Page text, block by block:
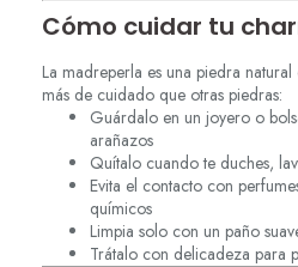
Cómo cuidar tu
La madreperla es una piedra
más de cuidado que otras piedras:
Guárdalo en un joyero o
arañazos
Quítalo cuando te duches,
Evita el contacto con
químicos
Limpia solo con un paño
Trátalo con delicadeza para